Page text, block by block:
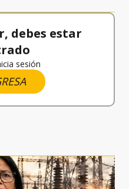
debes estar
sesión